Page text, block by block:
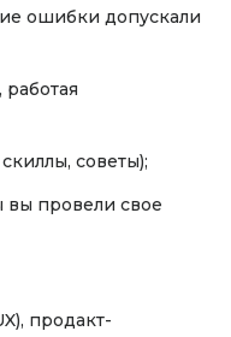
ошибки допускали
советы);
вы провели свое
продакт-